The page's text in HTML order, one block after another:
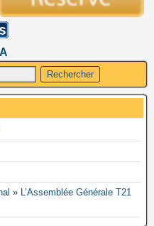
A
» L’Assemblée Générale T21